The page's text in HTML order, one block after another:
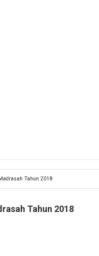
Tahun 2018
Tahun 2018